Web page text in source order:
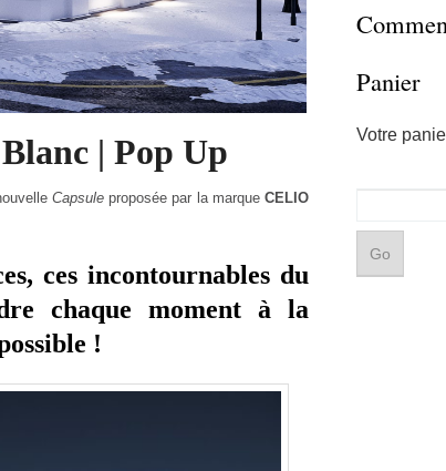
| Pop Up
Capsule proposée par la marque CELIO
ces incontournables du
chaque moment à la
!
Panier
Votre